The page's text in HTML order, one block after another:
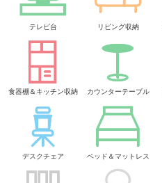
テレビ台 リビング収納
食器棚＆キッチン収納 カウンターテーブル
デスクチェア ベッド＆マットレス